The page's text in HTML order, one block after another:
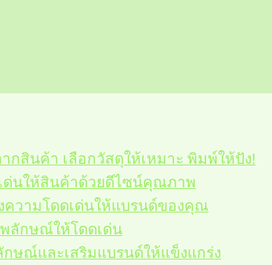
กสินค้า เลือกวัสดุให้เหมาะ พิมพ์ให้ปัง!
ด่นให้สินค้าด้วยดีไซน์คุณภาพ
วามโดดเด่นให้แบรนด์ของคุณ
ลักษณ์ให้โดดเด่น
ษณ์และเสริมแบรนด์ให้แข็งแกร่ง